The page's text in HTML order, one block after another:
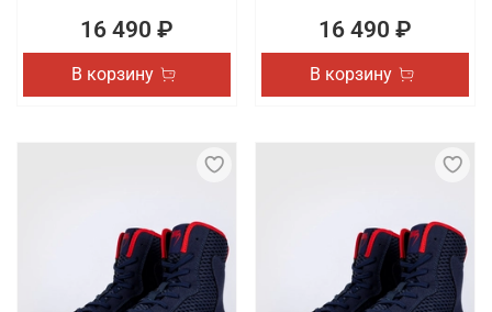
16 490 ₽
В корзину
16 490 ₽
В корзину